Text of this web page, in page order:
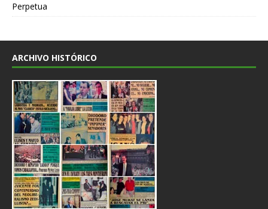
Perpetua
ARCHIVO HISTÓRICO